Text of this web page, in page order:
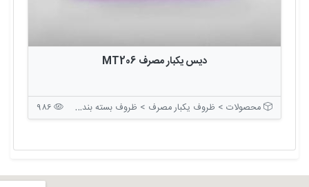
دیس یکبار مصرف MT206
محصولات > ظروف یکبار مصرف > ظروف بسته بندی بدون درب